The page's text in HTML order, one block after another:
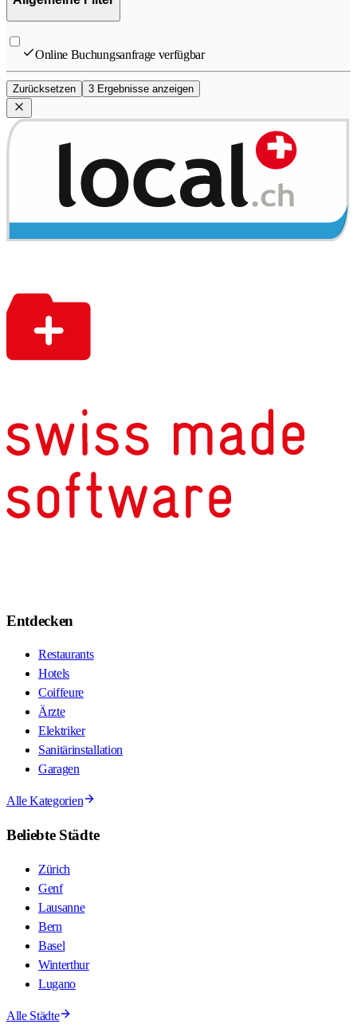
Online Buchungsanfrage verfügbar
Zurücksetzen 3 Ergebnisse anzeigen
Entdecken
Restaurants
Hotels
Coiffeure
Ärzte
Elektriker
Sanitärinstallation
Garagen
Alle Kategorien
Beliebte Städte
Zürich
Genf
Lausanne
Bern
Basel
Winterthur
Lugano
Alle Städte